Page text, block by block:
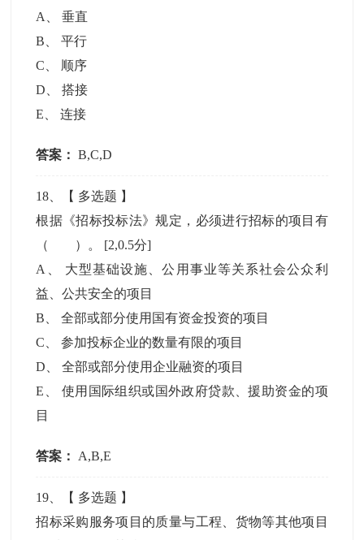
A
、垂直
B 、平行
C
顺序
D 、搭接
E 、连接
答案： B,C,D
18 、【 多选题 】
根据《招标投标法》规定，必须进行招标的项目有
（ ）。 [2,0.5分]
A
大型基础设施、公用事业等关系社会公众利
益、公共安全的项目
B 、全部或部分使用国有资金投资的项目
C 、参加投标企业的数量有限的项目
D 、全部或部分使用企业融资的项目
E
使用国际组织或国外政府贷款、援助资金的项
目
答案： A,B,E
19 、【 多选题 】
招标采购服务项目的质量与工程、货物等其他项目